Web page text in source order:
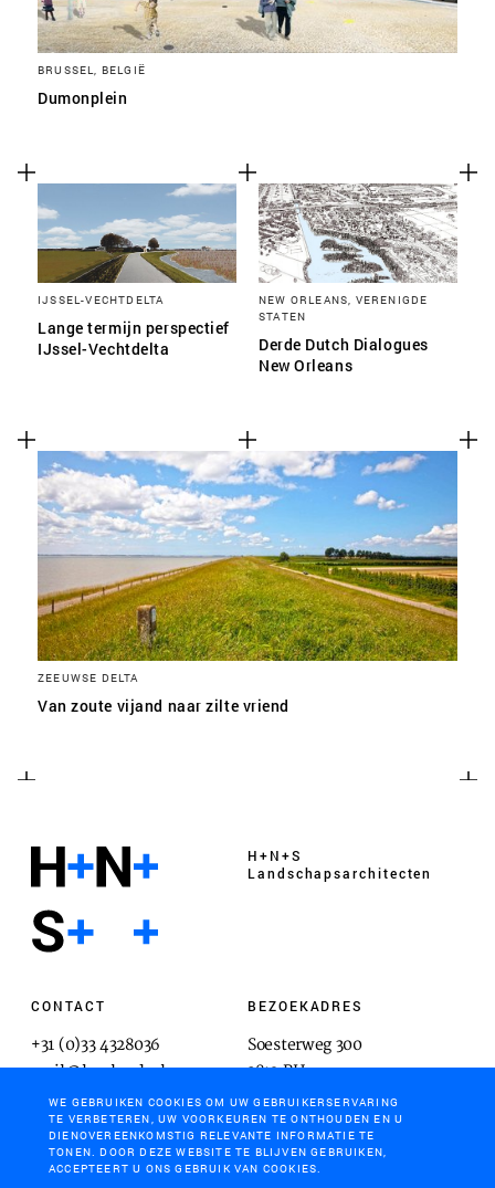
BRUSSEL, BELGIË
Dumonplein
IJSSEL-VECHTDELTA
Lange termijn perspectief
IJssel-Vechtdelta
NEW ORLEANS, VERENIGDE
STATEN
Derde Dutch Dialogues
New Orleans
ZEEUWSE DELTA
Van zoute vijand naar zilte vriend
H+N+S
Landschaps­architecten
CONTACT
+31 (0)33 4328036
mail@hnsland.nl
BEZOEKADRES
Soesterweg 300
3812 BH
Amersfoort
POSTADRES
WE GEBRUIKEN COOKIES OM UW GEBRUIKERSERVARING
TE VERBETEREN, UW VOORKEUREN TE ONTHOUDEN EN U
DIENOVEREENKOMSTIG RELEVANTE INFORMATIE TE
TONEN. DOOR DEZE WEBSITE TE BLIJVEN GEBRUIKEN,
ACCEPTEERT U ONS GEBRUIK VAN COOKIES.